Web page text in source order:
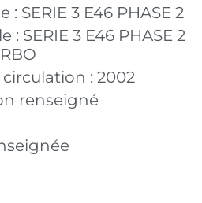
: SERIE 3 E46 PHASE 2
: SERIE 3 E46 PHASE 2
: 2002
renseigné